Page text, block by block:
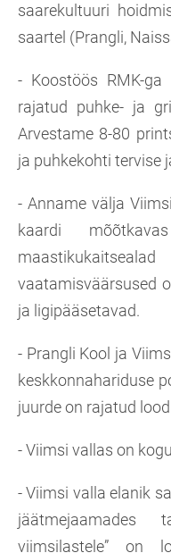
saarekultuuri
saartel (Prangli,
- Koostöös RMK-
rajatud puhke- ja
Arvestame 8-80
ja puhkekohti tervise
- Anname välja
kaardi
vaatamisväärsused
ja ligipääsetavad.
- Prangli Kool ja
keskkonnahariduse
juurde on rajatud
- Viimsi vallas on
- Viimsi valla elanik
viimsilastele” on